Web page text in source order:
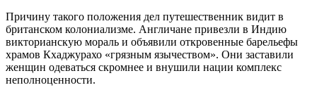
Причину такого положения дел путешественник видит в
британском колониализме. Англичане привезли в Индию
викторианскую мораль и объявили откровенные барельефы
храмов Кхаджурахо «грязным язычеством». Они заставили
женщин одеваться скромнее и внушили нации комплекс
неполноценности.